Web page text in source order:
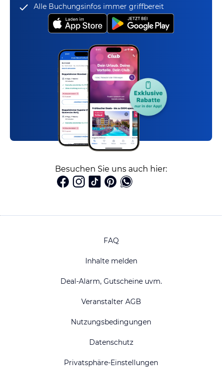
Alle Buchungsinfos immer griffbereit
Besuchen Sie uns auch hier:
FAQ
Inhalte melden
Deal-Alarm, Gutscheine uvm.
Veranstalter AGB
Nutzungsbedingungen
Datenschutz
Privatsphäre-Einstellungen